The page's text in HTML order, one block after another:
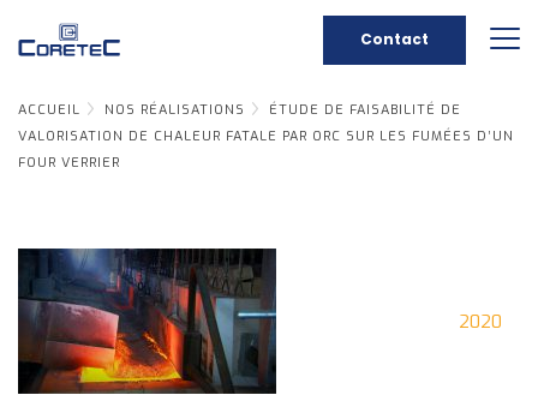
Contact
ACCUEIL NOS RÉALISATIONS
ÉTUDE DE FAISABILITÉ DE
VALORISATION DE CHALEUR FATALE PAR ORC SUR LES FUMÉES D’UN
FOUR VERRIER
2020